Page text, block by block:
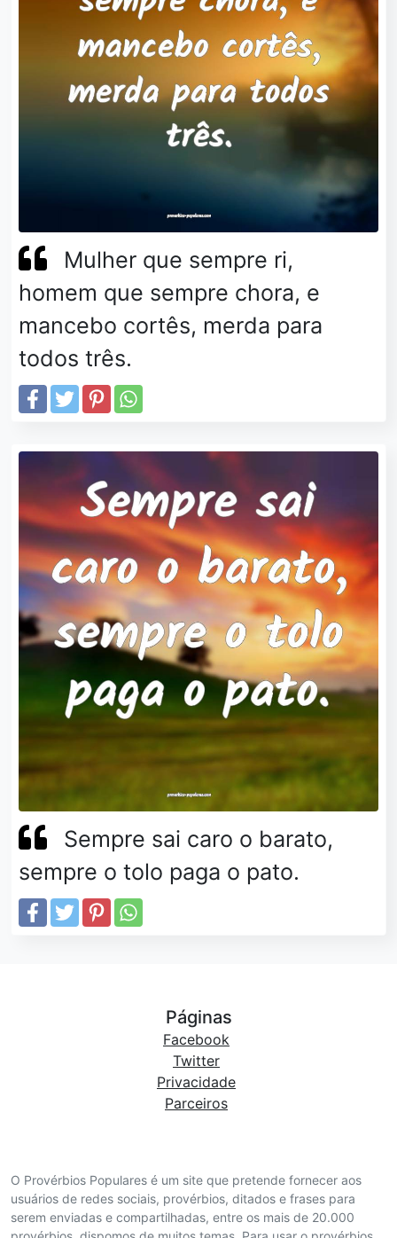
Mulher que sempre ri,
homem que sempre chora, e
mancebo cortês, merda para
todos três.
Sempre sai caro o barato,
sempre o tolo paga o pato.
O Provérbios Populares é um site que pretende fornecer aos
usuários de redes sociais, provérbios, ditados e frases para
serem enviadas e compartilhadas, entre os mais de 20.000
Páginas
Facebook
Twitter
Privacidade
Parceiros